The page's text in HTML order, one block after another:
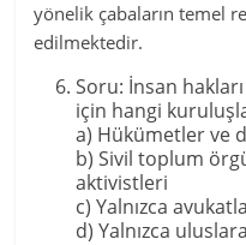
yönelik çabaların temel
edilmektedir.
Soru: İnsan
için hangi
a) Hükümetler ve
b) Sivil toplum
aktivistleri
c) Yalnızca
d) Yalnızca